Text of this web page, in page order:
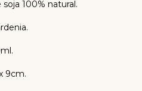
100% natural.
9cm.